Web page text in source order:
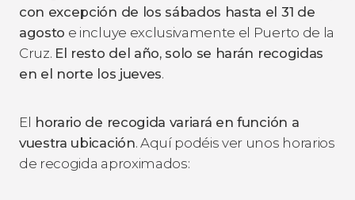
con excepción de los sábados hasta el 31 de
agosto e incluye exclusivamente el Puerto de la
Cruz. El resto del año, solo se harán recogidas
en el norte los jueves.
El horario de recogida variará en función a
vuestra ubicación. Aquí podéis ver unos horarios
de recogida aproximados: